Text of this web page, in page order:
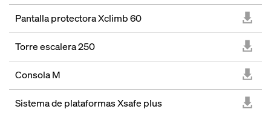
Pantalla protectora Xclimb 60
Torre escalera 250
Consola M
Sistema de plataformas Xsafe plus